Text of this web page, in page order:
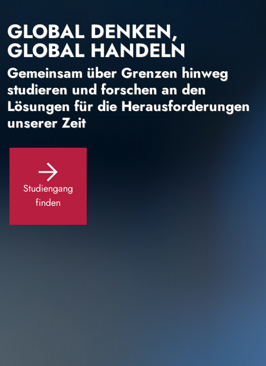
GLOBAL DENKEN,
GLOBAL HANDELN
Gemeinsam über Grenzen hinweg
studieren und forschen an den
Lösungen für die Herausforderungen
unserer Zeit
Studiengang
finden